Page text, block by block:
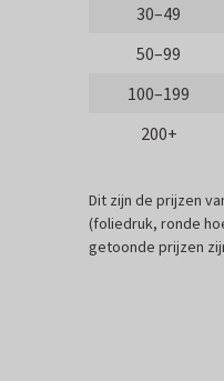
30–49
50–99
100–199
200+
Dit zijn de prijzen
(foliedruk, ronde
getoonde prijzen